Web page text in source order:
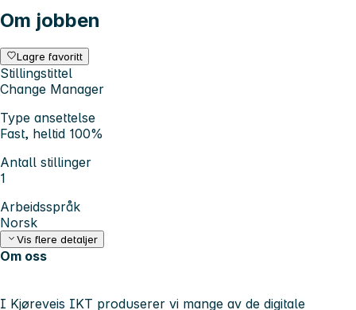
Om jobben
Lagre favoritt
Stillingstittel
Change Manager
Type ansettelse
Fast, heltid 100%
Antall stillinger
1
Arbeidsspråk
Norsk
Vis flere detaljer
Om oss
I Kjøreveis IKT produserer vi mange av de digitale